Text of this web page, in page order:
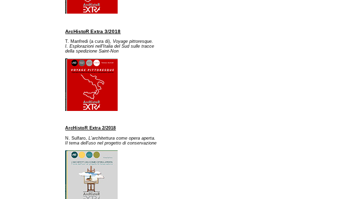
ArcHistoR Extra 3/2018
T. Manfredi (a cura di),Voyage pittoresque.
I. Esplorazioni nell'Italia del Sud sulle tracce
della spedizione Saint-Non
ArcHistoR Extra 2/2018
N. Sulfaro,L'architettura come opera aperta.
Il tema dell'uso nel progetto di conservazione